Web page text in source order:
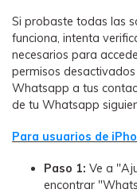
Si probaste todas las
funciona, intenta
necesarios para
permisos
Whatsapp a tus
de tu Whatsapp
Para usuarios de
Paso 1: Ve a
encontrar